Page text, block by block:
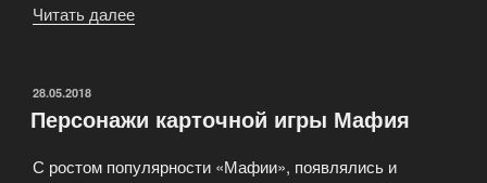
Читать далее
игре»
ОПУБЛИКОВАНО
28.05.2018
Персонажи карточной игры Мафия
С ростом популярности «Мафии», появлялись и